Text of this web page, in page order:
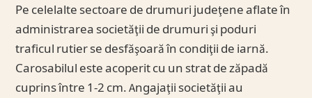
Pe celelalte sectoare de drumuri judeţene aflate în
administrarea societăţii de drumuri şi poduri
traficul rutier se desfăşoară în condiţii de iarnă.
Carosabilul este acoperit cu un strat de zăpadă
cuprins între 1-2 cm. Angajaţii societăţii au